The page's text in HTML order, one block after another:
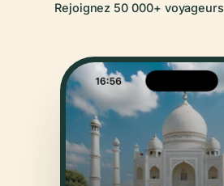
Rejoignez 50 000+ voyageurs